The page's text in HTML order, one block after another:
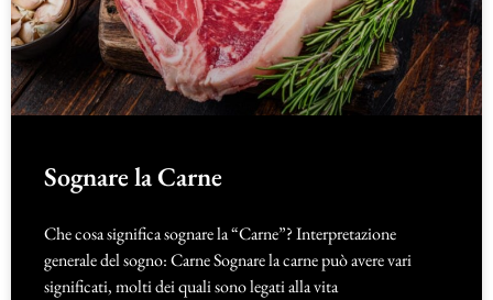
Sognare la Carne
Che cosa significa sognare la “Carne”? Interpretazione
generale del sogno: Carne Sognare la carne può avere vari
significati, molti dei quali sono legati alla vita